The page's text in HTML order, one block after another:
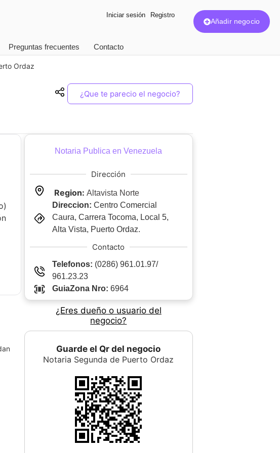
Iniciar sesión Registro
Añadir negocio
Preguntas frecuentes Contacto
Ordaz
¿Que te parecio el negocio?
Notaria Publica en Venezuela
Dirección
Region: Altavista Norte
Direccion: Centro Comercial
Caura, Carrera Tocoma, Local 5,
Alta Vista, Puerto Ordaz.
Contacto
Telefonos: (0286) 961.01.97/
961.23.23
GuiaZona Nro: 6964
¿Eres dueño o usuario del
negocio?
Guarde el Qr del negocio
Notaria Segunda de Puerto Ordaz